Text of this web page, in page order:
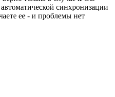
синхронизации
ее - и проблемы нет